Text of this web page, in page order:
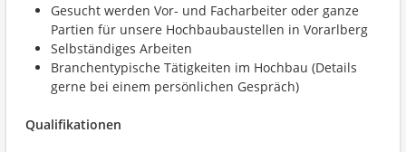
Gesucht werden Vor- und Facharbeiter oder ganze
Partien für unsere Hochbaubaustellen in Vorarlberg
Selbständiges Arbeiten
Branchentypische Tätigkeiten im Hochbau (Details
gerne bei einem persönlichen Gespräch)
Qualifikationen